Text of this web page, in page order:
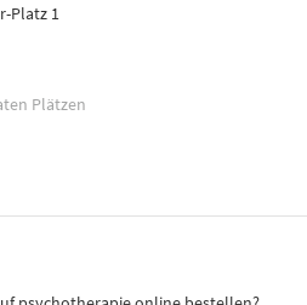
Platz 1
Plätzen